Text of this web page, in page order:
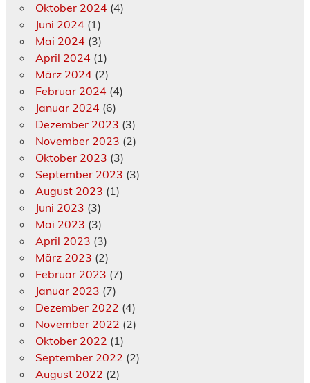
Oktober 2024 (4)
Juni 2024 (1)
Mai 2024 (3)
April 2024 (1)
März 2024 (2)
Februar 2024 (4)
Januar 2024 (6)
Dezember 2023 (3)
November 2023 (2)
Oktober 2023 (3)
September 2023 (3)
August 2023 (1)
Juni 2023 (3)
Mai 2023 (3)
April 2023 (3)
März 2023 (2)
Februar 2023 (7)
Januar 2023 (7)
Dezember 2022 (4)
November 2022 (2)
Oktober 2022 (1)
September 2022 (2)
August 2022 (2)